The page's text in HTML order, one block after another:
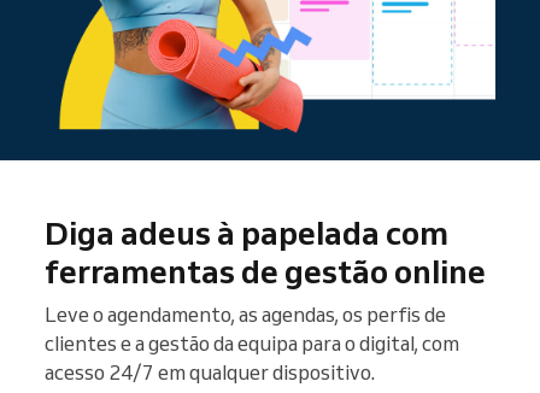
Diga adeus à papelada com
ferramentas de gestão online
Leve o agendamento, as agendas, os perfis de
clientes e a gestão da equipa para o digital, com
acesso 24/7 em qualquer dispositivo.